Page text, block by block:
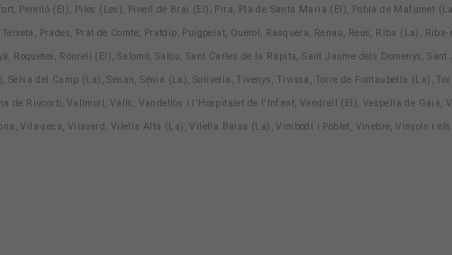
Perelló (El), Piles (Les), Pinell de Brai (El), Pira, Pla de Santa Maria (El), Pobla de Mafumet
Prades, Prat de Comte, Pratdip, Puigpelat, Querol, Rasquera, Renau, Reus, Riba (La),
Roquetes, Rourell (El), Salomó, Salou, Sant Carles de la Ràpita, Sant Jaume dels Domenys,
del Camp (La), Senan, Sénia (La), Solivella, Tivenys, Tivissa, Torre de Fontaubella (La),
de Riucorb, Vallmoll, Valls, Vandellòs i l'Hospitalet de l'Infant, Vendrell (El), Vespella de
Vila-seca, Vilaverd, Vilella Alta (La), Vilella Baixa (La), Vimbodí i Poblet, Vinebre, Vinyols i els